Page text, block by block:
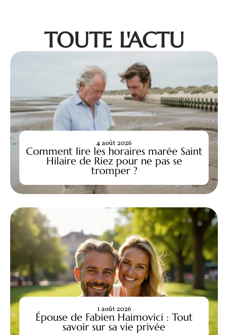
TOUTE L'ACTU
Comment lire les horaires marée Saint
Hilaire de Riez pour ne pas se
tromper ?
4 août 2026
Épouse de Fabien Haimovici : Tout
savoir sur sa vie privée
1 août 2026